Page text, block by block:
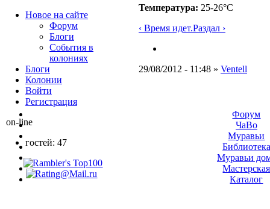
Температура: 25-26°C
‹ Время идет.Раздал ›
29/08/2012 - 11:48 » Ventell
Новое на сайте
Форум
Блоги
События в
колониях
Блоги
Колонии
Войти
Peгиcтpaция
on-line
гостей: 47
Форум
ЧаВо
Муравьи
Библиотека
Муравьи
Мастерская
Каталог